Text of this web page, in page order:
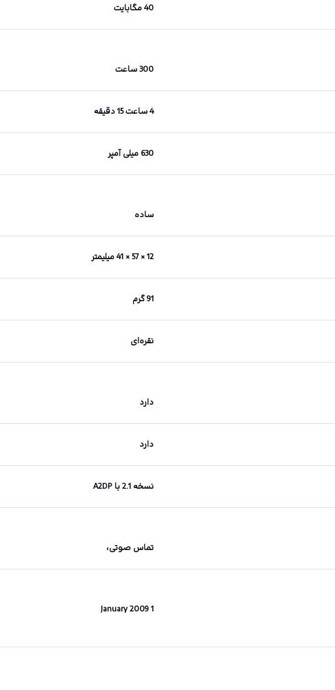
40 مگابایت
300 ساعت
4 ساعت 15 دقیقه
630 میلی آمپر
ساده
12 × 57 × 41 میلیمتر
91 گرم
نقره‌ای
دارد
دارد
نسخه 2.1 با A2DP
تماس صوتی،
1 January 2009